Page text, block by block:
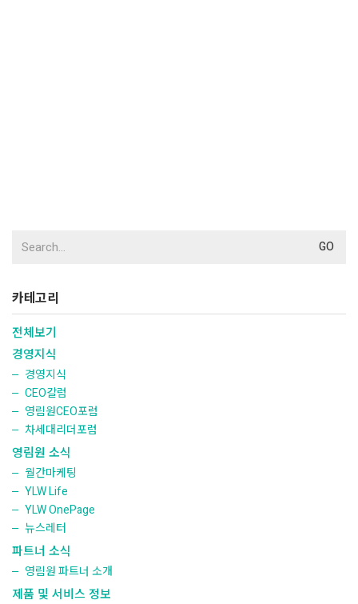
for:
카테고리
전체보기
경영지식
경영지식
CEO칼럼
영림원CEO포럼
차세대리더포럼
영림원 소식
월간마케팅
YLW Life
YLW OnePage
뉴스레터
파트너 소식
영림원 파트너 소개
제품 및 서비스 정보